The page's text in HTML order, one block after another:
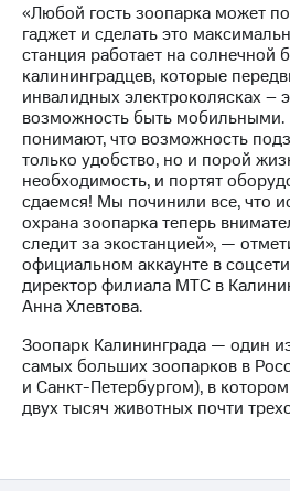
информации
Информация
акционерам
Документы
ПАО
"МТС"
Собрания
акционеров
Личный
кабинет
акционера
Акционерный
капитал
Контроль
и
Рынок
акций
Описание
Порядок
«Любой гость зоопарка может
гаджет и сделать это
станция работает на солнечной
калининградцев, которые
инвалидных электроколясках –
возможность быть мобильными.
понимают, что возможность
только удобство, но и порой
необходимость, и портят
сдаемся! Мы починили все, что
охрана зоопарка теперь
следит за экостанцией», —
официальном аккаунте в
директор филиала МТС в
Анна Хлевтова.
Зоопарк Калининграда — один
самых больших зоопарков в
и Санкт-Петербургом), в
двух тысяч животных почти